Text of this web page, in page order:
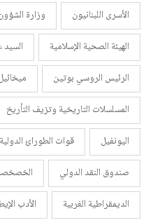
الأسرى اللبنانيون
وزارة
الهيئة الصحية الإسلامية
الرئيس الروسي بوتين
المسلسلات التاريخية وتزيف التأريخ
اليونفيل
قوات الطورائ الدولية
صندوق النقد الدولي
الديمقراطية الغربية
الأدب